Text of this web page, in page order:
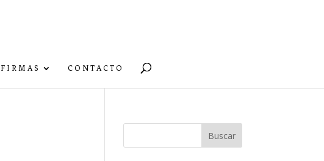
FIRMAS CONTACTO